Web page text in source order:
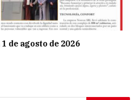
de agosto de 2026